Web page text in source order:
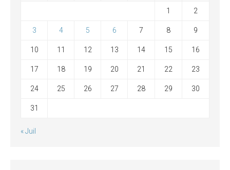
1 2
3 4 5 6 7 8 9
10 11 12 13 14 15 16
17 18 19 20 21 22 23
24 25 26 27 28 29 30
31
« Juil